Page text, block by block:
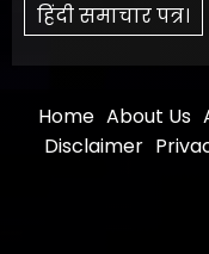
हिंदी समाचार पत्र।
Home About Us
Disclaimer